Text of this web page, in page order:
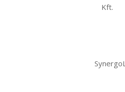
Kft.